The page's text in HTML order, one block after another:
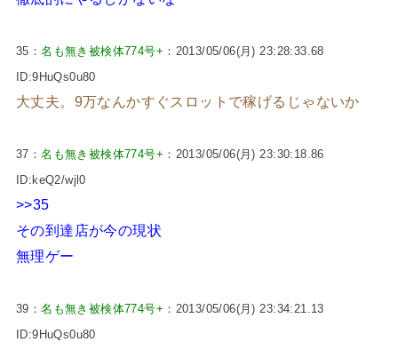
35：名も無き被検体774号+ ：2013/05/06(月) 23:28:33.68
ID:9HuQs0u80
大丈夫。9万なんかすぐスロットで稼げるじゃないか
37：名も無き被検体774号+ ：2013/05/06(月) 23:30:18.86
ID:keQ2/wjl0
>>35
その到達店が今の現状
無理ゲー
39：名も無き被検体774号+ ：2013/05/06(月) 23:34:21.13
ID:9HuQs0u80